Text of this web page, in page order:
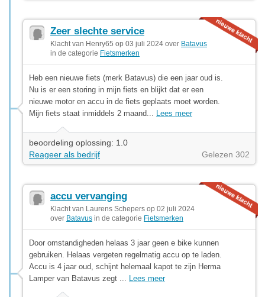
Zeer slechte service
Klacht van Henry65 op 03 juli 2024 over Batavus
in de categorie Fietsmerken
Heb een nieuwe fiets (merk Batavus) die een jaar oud is.
Nu is er een storing in mijn fiets en blijkt dat er een
nieuwe motor en accu in de fiets geplaats moet worden.
Mijn fiets staat inmiddels 2 maand... Lees meer
beoordeling oplossing: 1.0
Reageer als bedrijf
Gelezen 302
accu vervanging
Klacht van Laurens Schepers op 02 juli 2024
over Batavus in de categorie Fietsmerken
Door omstandigheden helaas 3 jaar geen e bike kunnen
gebruiken. Helaas vergeten regelmatig accu op te laden.
Accu is 4 jaar oud, schijnt helemaal kapot te zijn Herma
Lamper van Batavus zegt ... Lees meer